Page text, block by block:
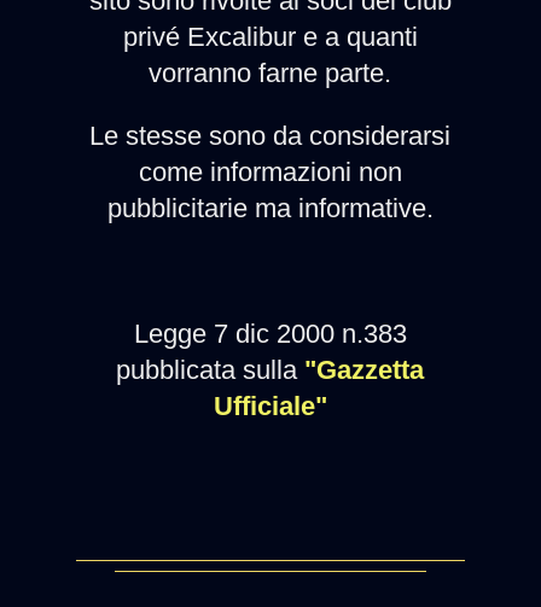
privé Excalibur e a quanti
vorranno farne parte.
Le stesse sono da considerarsi
come informazioni non
pubblicitarie ma informative.
Legge 7 dic 2000 n.383
pubblicata sulla "Gazzetta
Ufficiale"